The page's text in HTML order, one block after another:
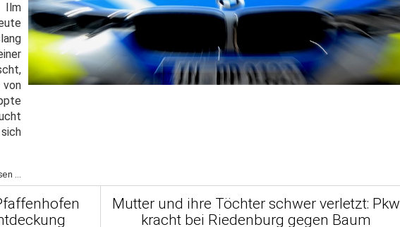
Ilm
...
Mutter und ihre Töchter schwer verletzt: Pkw
kracht bei Riedenburg gegen Baum